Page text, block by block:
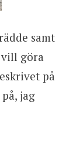
samt
göra
på
jag